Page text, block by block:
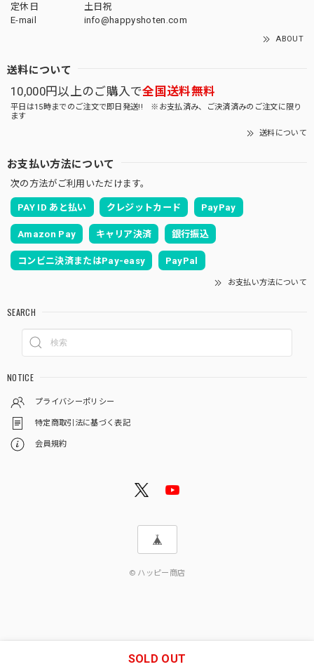
定休日
土日祝
E-mail
info@happyshoten.com
ABOUT
送料について
10,000円以上のご購入で全国送料無料
平日は15時までのご注文で即日発送!! ※お支払済み、ご決済済みのご注文に限り
ます
送料について
お支払い方法について
次の方法がご利用いただけます。
PAY ID あと払い クレジットカード PayPay
Amazon Pay キャリア決済 銀行振込
コンビニ決済またはPay-easy PayPal
お支払い方法について
SEARCH
NOTICE
プライバシーポリシー
特定商取引法に基づく表記
会員規約
© ハッピー商店
SOLD OUT